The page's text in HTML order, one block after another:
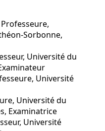
Sorbonne,
Université du
Université
Université du
Examinatrice
Université